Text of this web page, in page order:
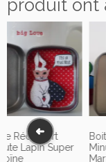
produit ont
Boite Réconfort
Minute Mr Muscles
Marinière